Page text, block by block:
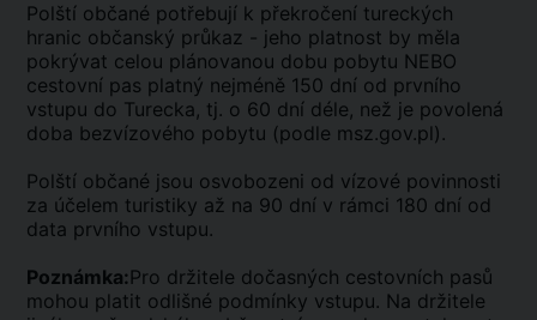
Polští občané potřebují k překročení tureckých
hranic občanský průkaz - jeho platnost by měla
pokrývat celou plánovanou dobu pobytu NEBO
cestovní pas platný nejméně 150 dní od prvního
vstupu do Turecka, tj. o 60 dní déle, než je povolená
doba bezvízového pobytu (podle msz.gov.pl).
Polští občané jsou osvobozeni od vízové povinnosti
za účelem turistiky až na 90 dní v rámci 180 dní od
data prvního vstupu.
Poznámka: Pro držitele dočasných cestovních pasů
mohou platit odlišné podmínky vstupu. Na držitele